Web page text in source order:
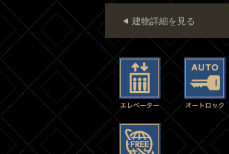
建物詳細を見る